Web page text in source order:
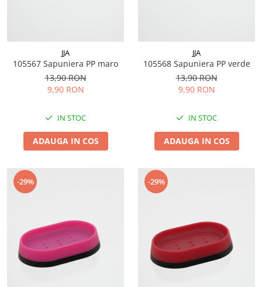
JJA
105567 Sapuniera PP maro
13,90 RON
9,90 RON
IN STOC
ADAUGA IN COS
JJA
105568 Sapuniera PP verde
13,90 RON
9,90 RON
IN STOC
ADAUGA IN COS
-29% -29%